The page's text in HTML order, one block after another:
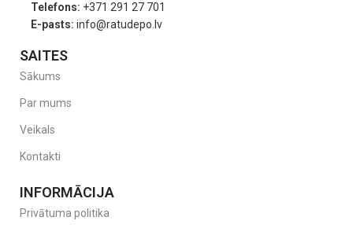
Telefons: +371 291 27 701
E-pasts: info@ratudepo.lv
SAITES
Sākums
Par mums
Veikals
Kontakti
INFORMĀCIJA
Privātuma politika